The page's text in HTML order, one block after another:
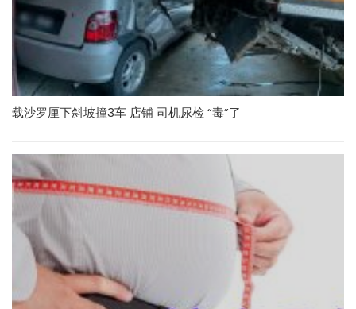
载沙罗厘下斜坡撞3车 店铺 司机尿检 “毒”了